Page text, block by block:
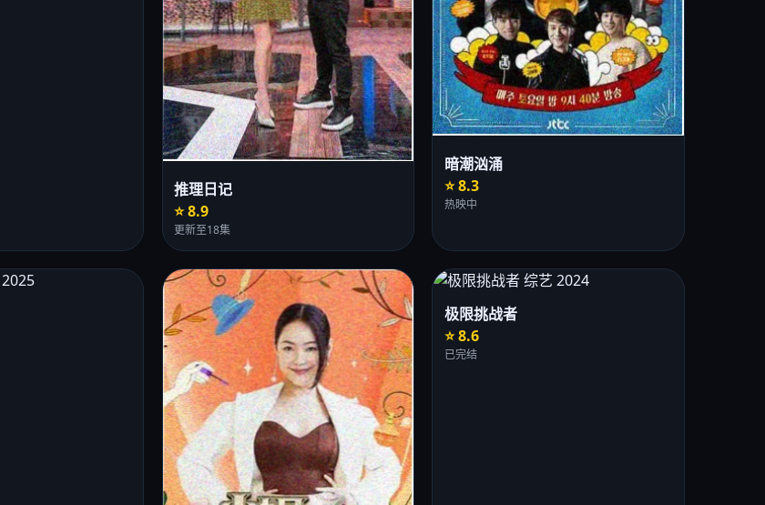
推理日记
⭐ 8.9
更新至18集
暗潮汹涌
⭐ 8.3
热映中
极限挑战者
⭐ 8.6
已完结